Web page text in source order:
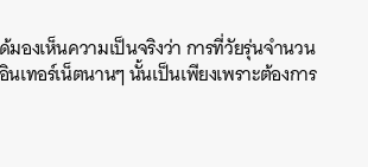
องเห็นความเป็นจริงว่า การที่วัยรุ่นจำนวน
เทอร์เน็ตนานๆ นั้นเป็นเพียงเพราะต้องการ